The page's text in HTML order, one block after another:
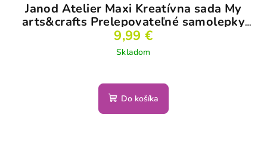
Janod Atelier Maxi Kreatívna sada My
arts&crafts Prelepovateľné samolepky
Dinosaury od 2r.
9,99 €
Skladom
Do košíka